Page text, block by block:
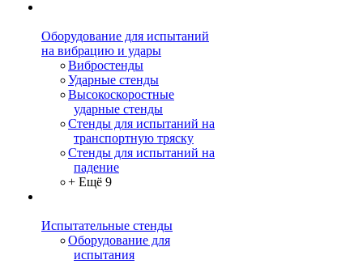
Оборудование для испытаний
на вибрацию и удары
Вибростенды
Ударные стенды
Высокоскоростные
ударные стенды
Стенды для испытаний на
транспортную тряску
Стенды для испытаний на
падение
+ Ещё 9
Испытательные стенды
Оборудование для
испытания